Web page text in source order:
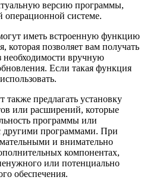
версию программы,
операционной системе.
иметь встроенную функцию
которая позволяет вам получать
необходимости вручную
Если такая функция
предлагать установку
или расширений, которые
программы или
другими программами. При
и внимательно
компонентах,
или потенциально
обеспечения.